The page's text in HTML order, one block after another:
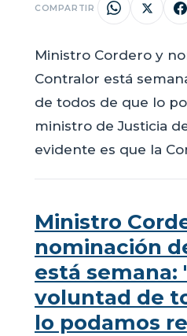
COMPARTIR
Ministro Cordero y
Contralor está
de todos de que lo
ministro de Justicia
evidente es que la
Ministro
nominación
está semana:
voluntad de
lo podamos